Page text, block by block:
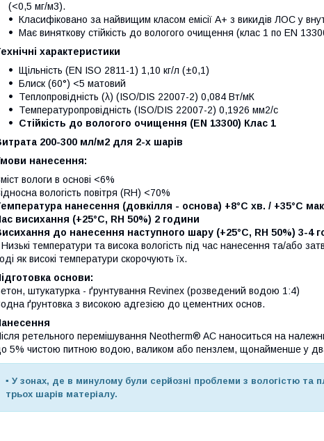
(<0,5 мг/м3).
Класифіковано за найвищим класом емісії A+ з викидів ЛОС у
Має виняткову стійкість до вологого очищення (клас 1 по EN
характеристики
Щільність (EN ISO 2811-1) 1,10 кг/л (±0,1)
Блиск (60°) <5 матовий
Теплопровідність (λ) (ISO/DIS 22007-2) 0,084 Вт/мК
Температуропровідність (ISO/DIS 22007-2) 0,1926 мм2/с
Стійкість до вологого очищення (EN 13300) Клас 1
200-300 мл/м2 для 2-х шарів
нанесення:
вологи в основі <6%
вологість повітря (RH) <70%
нанесення (довкілля - основа) +8°C хв. / +35°C
висихання (+25°C, RH 50%) 2 години
до нанесення наступного шару (+25°C, RH 50%) 3-4
температури та висока вологість під час нанесення та/або
як високі температури скорочують їх.
основи:
штукатурка - ґрунтування Revinex (розведений водою 1:4)
ґрунтовка з високою адгезією до цементних основ.
ретельного перемішування Neotherm® AC наноситься на
5% чистою питною водою, валиком або пензлем, щонайменше у
▪ У зонах, де в минулому були серйозні проблеми з вологістю та
трьох шарів матеріалу.